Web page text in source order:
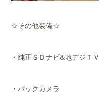
☆その他装備☆
・純正ＳＤナビ&地デジＴＶ
・バックカメラ